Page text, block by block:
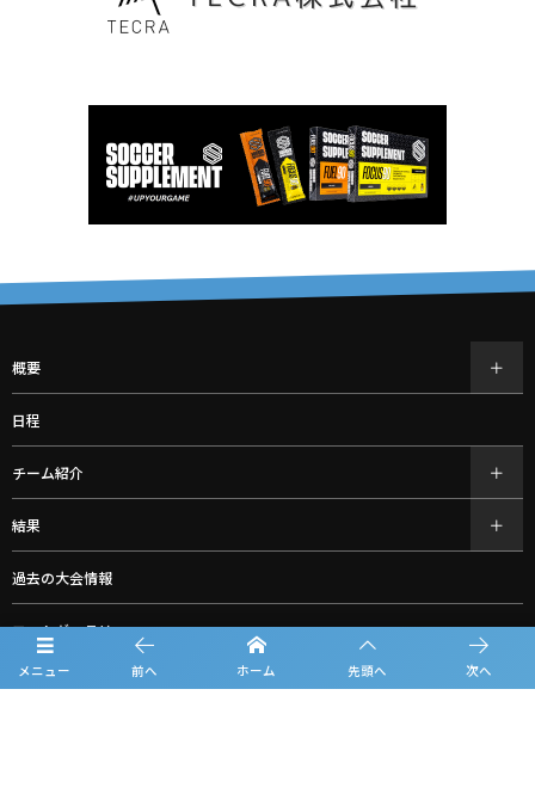
メニュー 前へ ホーム 先頭へ 次へ
概要
日程
チーム紹介
結果
過去の大会情報
フォトギャラリー
お知らせ